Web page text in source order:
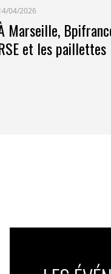
04/2026
Marseille,
et les paillettes